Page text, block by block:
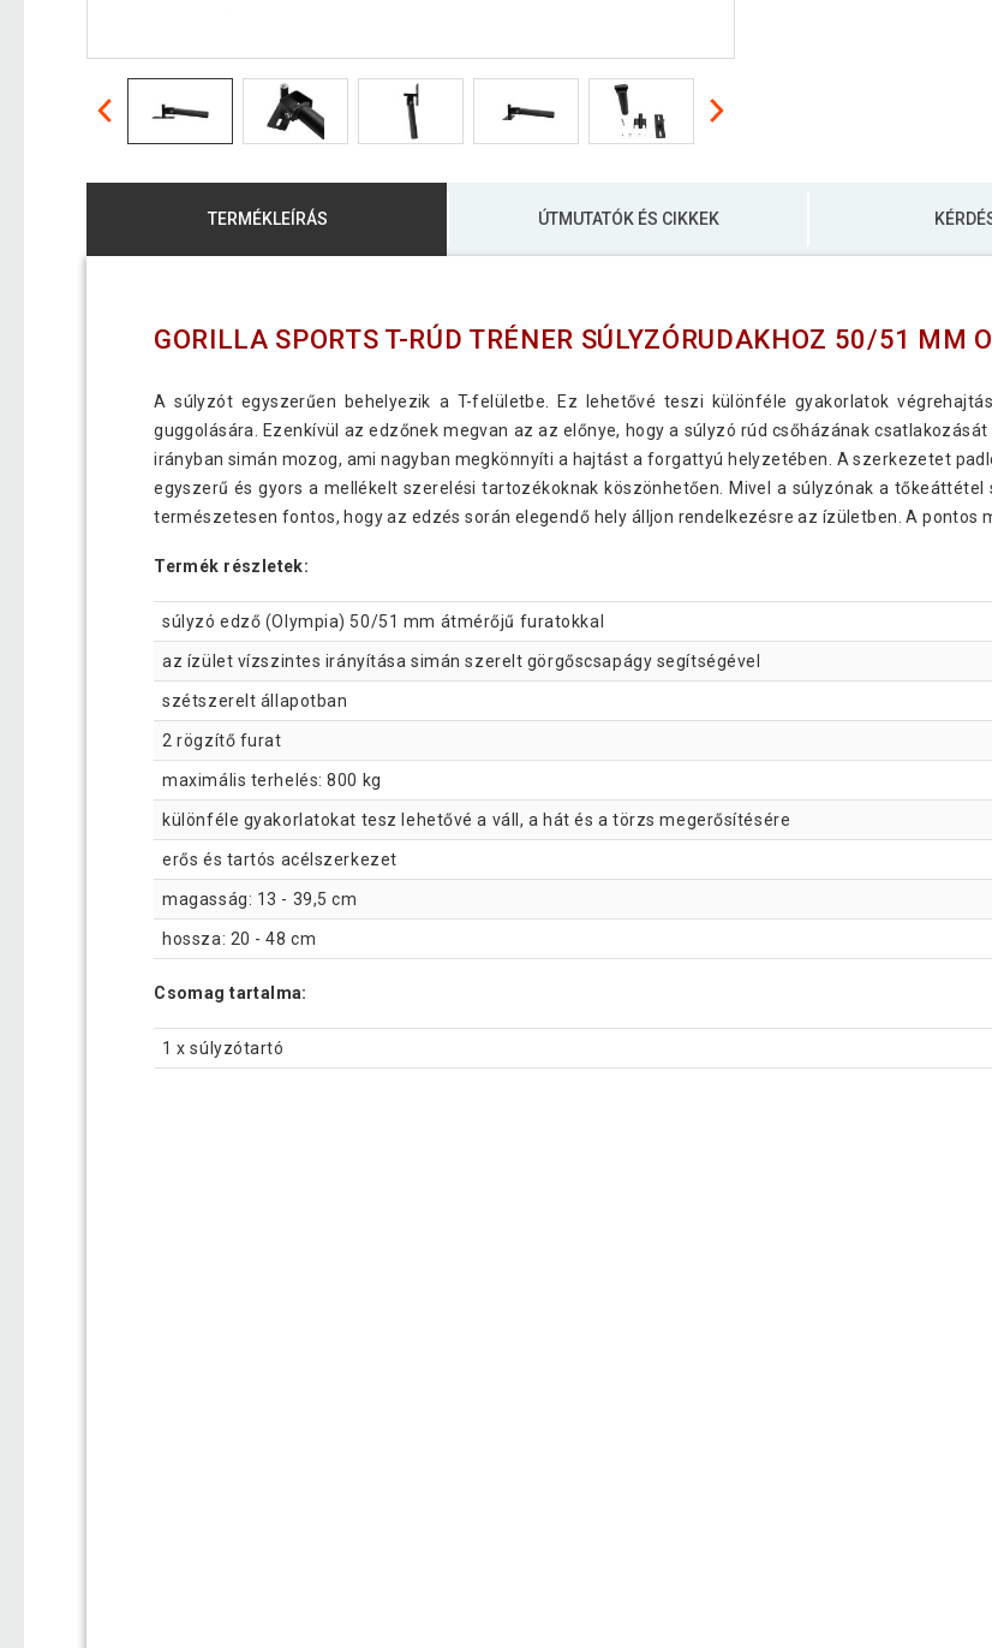
TERMÉKLEÍRÁS ÚTMUTATÓK ÉS CIKKEK
GORILLA SPORTS T-RÚD TRÉNER SÚLYZÓRUDAKHOZ 50/51 MM
A súlyzót egyszerűen behelyezik a T-felületbe. Ez lehetővé teszi különféle gyakorlatok
guggolására. Ezenkívül az edzőnek megvan az az előnye, hogy a súlyzó rúd csőházának
irányban simán mozog, ami nagyban megkönnyíti a hajtást a forgattyú helyzetében. A szerkezetet
egyszerű és gyors a mellékelt szerelési tartozékoknak köszönhetően. Mivel a súlyzónak a
természetesen fontos, hogy az edzés során elegendő hely álljon rendelkezésre az ízületben. A pontos
Termék részletek:
súlyzó edző (Olympia) 50/51 mm átmérőjű furatokkal
az ízület vízszintes irányítása simán szerelt görgőscsapágy segítségével
szétszerelt állapotban
2 rögzítő furat
maximális terhelés: 800 kg
különféle gyakorlatokat tesz lehetővé a váll, a hát és a törzs megerősítésére
erős és tartós acélszerkezet
magasság: 13 - 39,5 cm
hossza: 20 - 48 cm
Csomag tartalma:
1 x súlyzótartó